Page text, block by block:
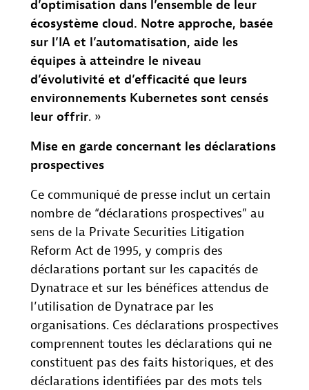
d’optimisation dans l’ensemble de leur
écosystème cloud. Notre approche, basée
sur l’IA et l’automatisation, aide les
équipes à atteindre le niveau
d’évolutivité et d’efficacité que leurs
environnements Kubernetes sont censés
leur offrir. »
Mise en garde concernant les déclarations
prospectives
Ce communiqué de presse inclut un certain
nombre de “déclarations prospectives” au
sens de la Private Securities Litigation
Reform Act de 1995, y compris des
déclarations portant sur les capacités de
Dynatrace et sur les bénéfices attendus de
l’utilisation de Dynatrace par les
organisations. Ces déclarations prospectives
comprennent toutes les déclarations qui ne
constituent pas des faits historiques, et des
déclarations identifiées par des mots tels